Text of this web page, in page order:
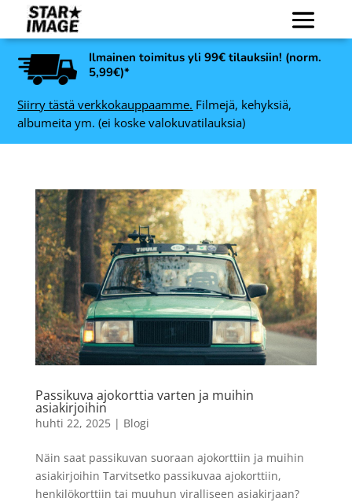
Ilmainen toimitus yli 99€ tilauksiin! (norm.
5,99€)*
Siirry tästä verkkokauppaamme. Filmejä, kehyksiä,
albumeita ym. (ei koske valokuvatilauksia)
Passikuva ajokorttia varten ja muihin
asiakirjoihin
huhti 22, 2025| Blogi
Näin saat passikuvan suoraan ajokorttiin ja muihin
asiakirjoihin Tarvitsetko passikuvaa ajokorttiin,
henkilökorttiin tai muuhun viralliseen asiakirjaan?
Fujifilm Instax Mini 12
pikakamera valkoinen